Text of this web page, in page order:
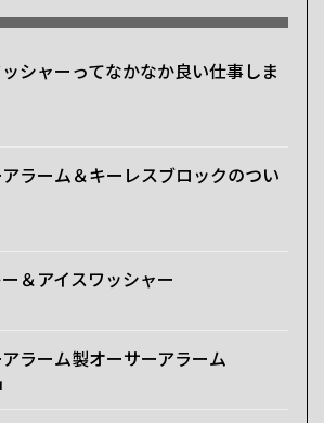
シャーってなかなか良い仕事しま
ラーム＆キーレスブロックのつい
＆アイスワッシャー
ラーム製オーサーアラーム